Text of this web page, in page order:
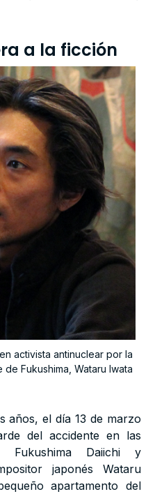
a la ficción
activista antinuclear por la
de Fukushima, Wataru Iwata
años, el día 13 de marzo
del accidente en las
Fukushima Daiichi y
japonés Wataru
apartamento del